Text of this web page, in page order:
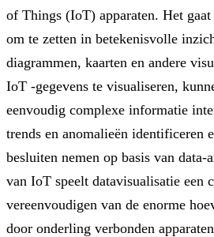
of Things (IoT) apparaten. Het
om te zetten in betekenisvolle
diagrammen, kaarten en andere
IoT -gegevens te visualiseren,
eenvoudig complexe informatie
trends en anomalieën identificeren
besluiten nemen op basis van data-
van IoT speelt datavisualisatie een
vereenvoudigen van de enorme
door onderling verbonden